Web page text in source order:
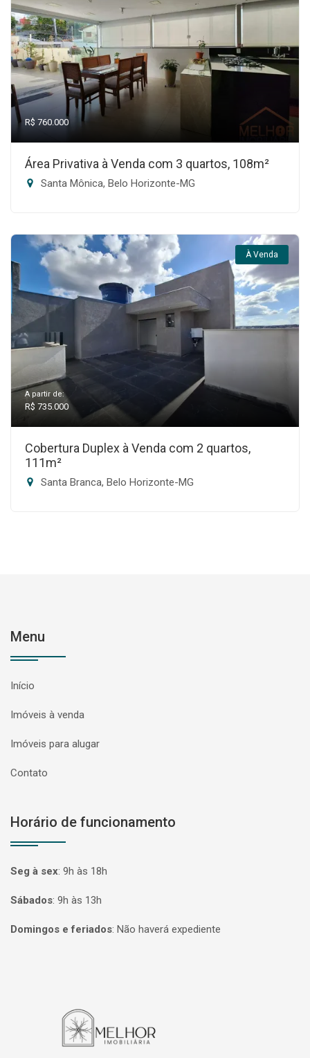
R$ 760.000
Área Privativa à Venda com 3 quartos, 108m²
Santa Mônica, Belo Horizonte-MG
À Venda
A partir de:
R$ 735.000
Cobertura Duplex à Venda com 2 quartos,
111m²
Santa Branca, Belo Horizonte-MG
Menu
Início
Imóveis à venda
Imóveis para alugar
Contato
Horário de funcionamento
Seg à sex: 9h às 18h
Sábados: 9h às 13h
Domingos e feriados: Não haverá expediente